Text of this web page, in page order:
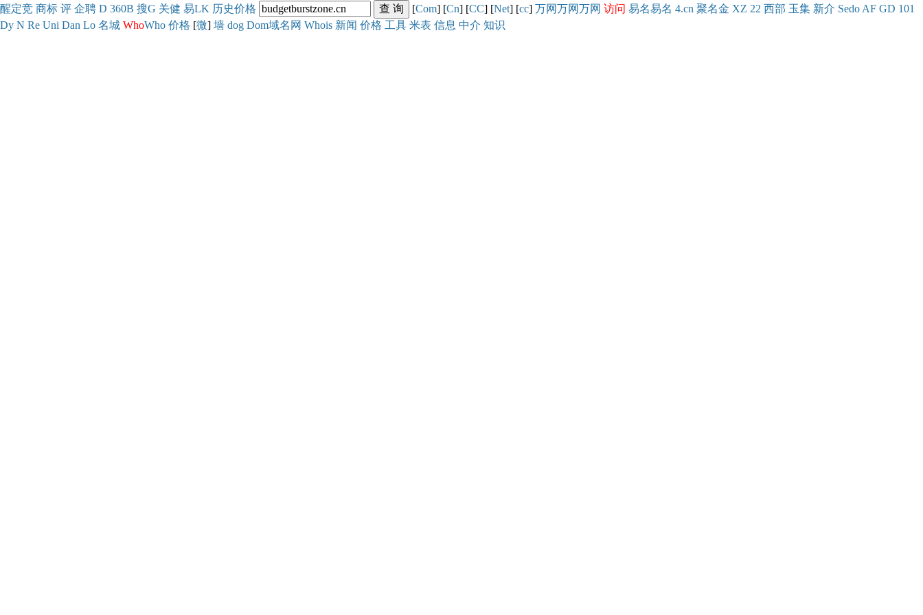
醒定竞 商标 评 企聘 D 360B 搜G 关健 易LK 历史价格 [Com] [Cn] [CC] [Net] [cc] 万网万网万网 访问 易名易名 4.cn 聚名金 XZ 22 西部 玉集 新介 Sedo AF GD 101
Dy N Re Uni Dan Lo 名城 WhoWho 价格 [微] 墙 dog Dom域名网 Whois 新闻 价格 工具 米表 信息 中介 知识